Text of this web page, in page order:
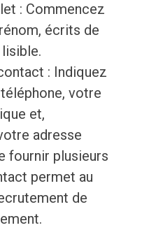
: Commencez
écrits de
: Indiquez
votre
et,
adresse
fournir plusieurs
permet au
de